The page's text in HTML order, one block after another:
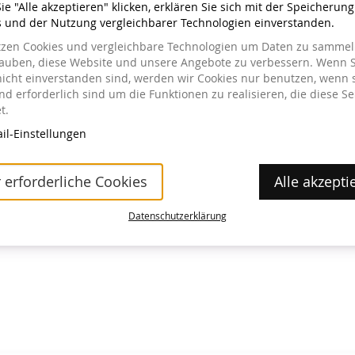
im Museum erhältlich.
"Alle akzeptieren" klicken, erklären Sie sich mit der
und der Nutzung vergleichbarer Technologien einverstanden.
Cookies und vergleichbare Technologien um Daten zu
diese Website und unsere Angebote zu verbessern. Wenn
einverstanden sind, werden wir Cookies nur benutzen, wenn
erforderlich sind um die Funktionen zu realisieren, die diese
Einstellungen
erforderliche Cookies Alle
Datenschutzerklärung